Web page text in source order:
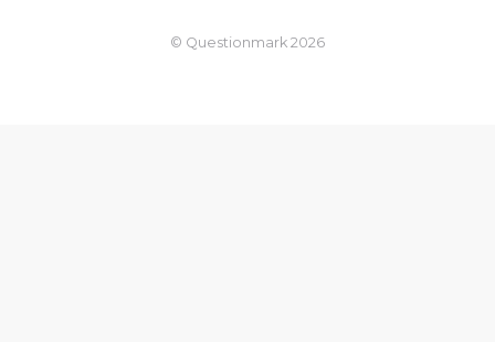
© Questionmark 2026